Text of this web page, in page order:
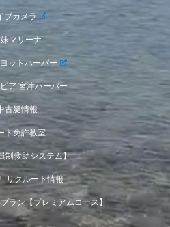
ブカメラ
マリーナ
ットハーバー
ア 宮津ハーバー
古艇情報
ト免許教室
制救助システム】
リクルート情報
ラン【プレミアムコース】